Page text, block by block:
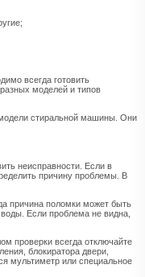
всегда готовить
моделей и типов
стиральной машины. Они
неисправности. Если в
причину проблемы. В
причина поломки может быть
Если проблема не видна,
проверки всегда отключайте
блокиратора двери,
мультиметр или специальное